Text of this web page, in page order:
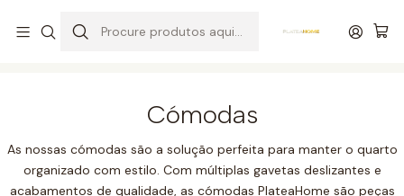
Cómodas
As nossas cómodas são a solução perfeita para manter o quarto
organizado com estilo. Com múltiplas gavetas deslizantes e
acabamentos de qualidade, as cómodas PlateaHome são peças